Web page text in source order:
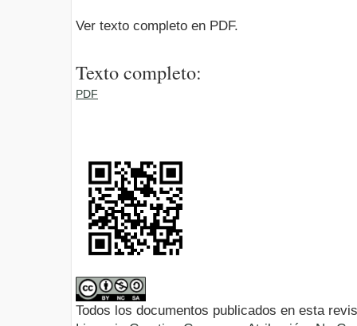
Ver texto completo en PDF.
Texto completo:
PDF
Todos los documentos publicados en esta